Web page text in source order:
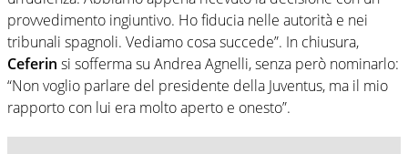
provvedimento ingiuntivo. Ho fiducia nelle autorità e nei
tribunali spagnoli. Vediamo cosa succede”. In chiusura,
Ceferin si sofferma su Andrea Agnelli, senza però nominarlo:
“Non voglio parlare del presidente della Juventus, ma il mio
rapporto con lui era molto aperto e onesto”.